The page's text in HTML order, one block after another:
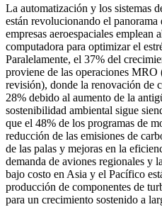
La automatización y los sistemas
están revolucionando el
empresas aeroespaciales emplean
computadora para optimizar el
Paralelamente, el 37% del
proviene de las operaciones
revisión), donde la renovación de
28% debido al aumento de la
sostenibilidad ambiental sigue
que el 48% de los programas de
reducción de las emisiones de
de las palas y mejoras en la
demanda de aviones regionales y
bajo costo en Asia y el Pacífico
producción de componentes de
para un crecimiento sostenido a